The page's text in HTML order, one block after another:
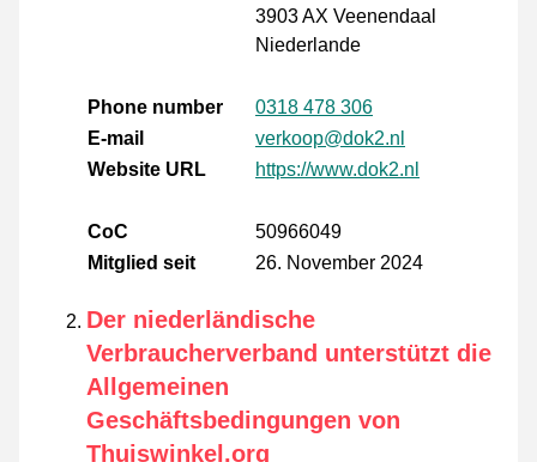
3903 AX Veenendaal
Niederlande
Phone number
0318 478 306
E-mail
verkoop@dok2.nl
Website URL
https://www.dok2.nl
CoC
50966049
Mitglied seit
26. November 2024
Der niederländische
Verbraucherverband unterstützt die
Allgemeinen
Geschäftsbedingungen von
Thuiswinkel.org